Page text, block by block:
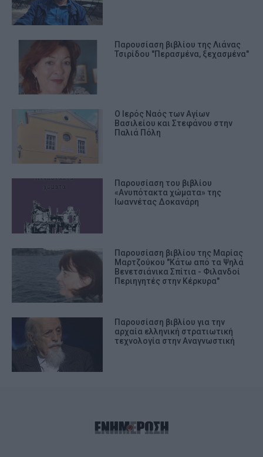
Παρουσίαση βιβλίου της Λιάνας
Τσιρίδου "Περασμένα, ξεχασμένα"
Ο Ιερός Ναός των Αγίων
Βασιλείου και Στεφάνου στην
Παλιά Πόλη
Παρουσίαση του βιβλίου
«Ανυπότακτα χώματα» της
Ιωαννέτας Δοκανάρη
Παρουσίαση βιβλίου της Μαρίας
Μαρτζούκου "Κάτω από τα Ψηλά
Βενετσιάνικα Σπίτια - Φιλανδοί
Περιηγητές στην Κέρκυρα"
Παρουσίαση βιβλίου για την
αρχαία ελληνική στρατιωτική
τεχνολογία στην Αναγνωστική